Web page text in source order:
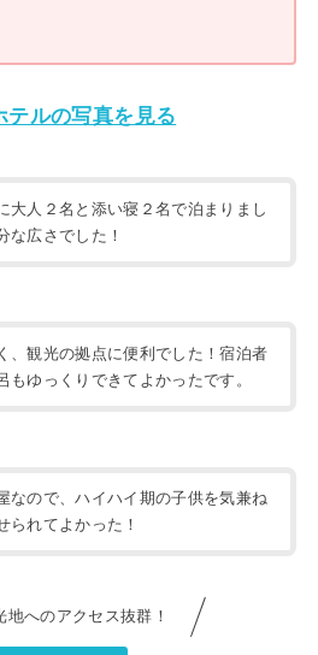
テルの写真を見る
大人２名と添い寝２名で泊まりまし
な広さでした！
、観光の拠点に便利でした！宿泊者
もゆっくりできてよかったです。
なので、ハイハイ期の子供を気兼ね
られてよかった！
地へのアクセス抜群！